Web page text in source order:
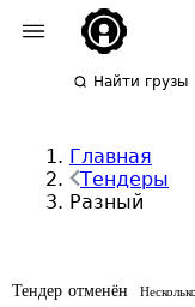
Найти грузы
Главная
Тендеры
Разный
Тендер отменён